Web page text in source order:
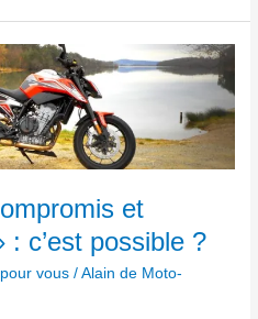
et
c’est possible ?
vous /Alain de Moto-